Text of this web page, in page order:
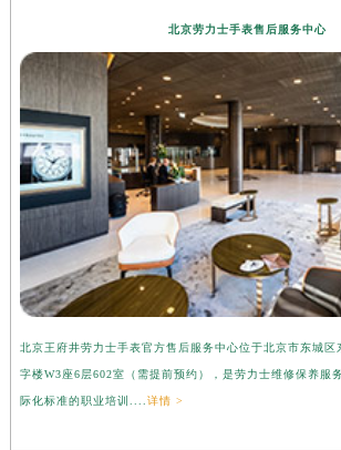
北京劳力士手表售后服务中心
北京王府井劳力士手表官方售后服务中心位于北京市东城区
字楼W3座6层602室（需提前预约），是劳力士维修保养服
际化标准的职业培训.... 详情 >